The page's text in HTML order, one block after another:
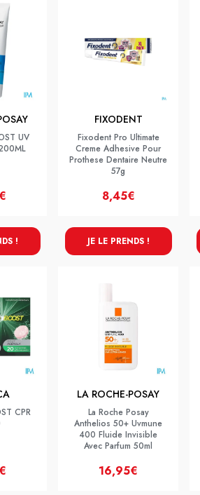
UV
!
FIXODENT
Fixodent Pro Ultimate
Creme Adhesive Pour
Prothese Dentaire Neutre
57g
8,45€
JE LE PRENDS !
CPR
LA ROCHE-POSAY
La Roche Posay
Anthelios 50+ Uvmune
400 Fluide Invisible
Avec Parfum 50ml
16,95€